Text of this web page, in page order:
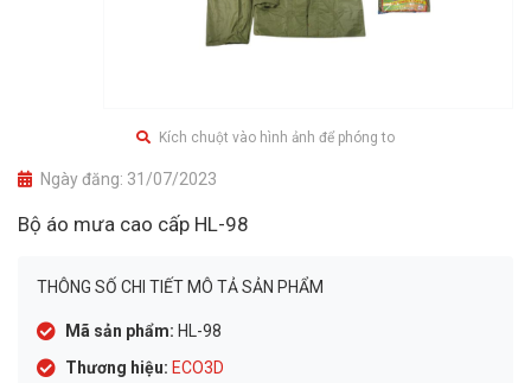
Kích chuột vào hình ảnh để phóng to
Ngày đăng: 31/07/2023
Bộ áo mưa cao cấp HL-98
THÔNG SỐ CHI TIẾT MÔ TẢ SẢN PHẨM
Mã sản phẩm: HL-98
Thương hiệu: ECO3D